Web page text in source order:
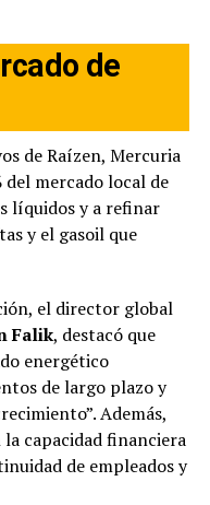
de
de Raízen, Mercuria
mercado local de
líquidos y a refinar
y el gasoil que
el director global
Falik, destacó que
energético
de largo plazo y
Además,
capacidad financiera
de empleados y